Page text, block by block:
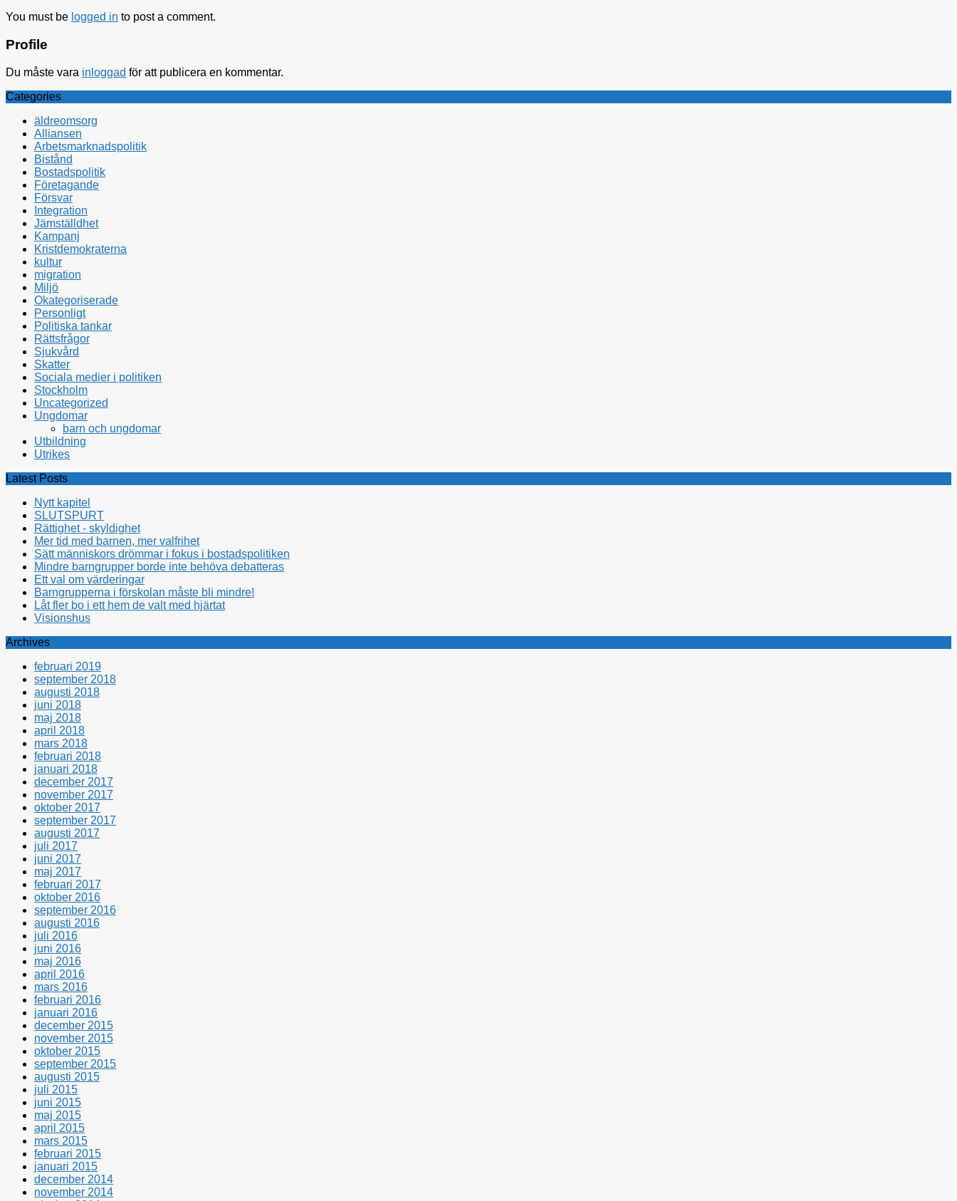
You must be logged in to post a comment.
Profile
Du måste vara inloggad för att publicera en kommentar.
Categories
äldreomsorg
Alliansen
Arbetsmarknadspolitik
Bistånd
Bostadspolitik
Företagande
Försvar
Integration
Jämställdhet
Kampanj
Kristdemokraterna
kultur
migration
Miljö
Okategoriserade
Personligt
Politiska tankar
Rättsfrågor
Sjukvård
Skatter
Sociala medier i politiken
Stockholm
Uncategorized
Ungdomar
barn och ungdomar
Utbildning
Utrikes
Latest Posts
Nytt kapitel
SLUTSPURT
Rättighet - skyldighet
Mer tid med barnen, mer valfrihet
Sätt människors drömmar i fokus i bostadspolitiken
Mindre barngrupper borde inte behöva debatteras
Ett val om värderingar
Barngrupperna i förskolan måste bli mindre!
Låt fler bo i ett hem de valt med hjärtat
Visionshus
Archives
februari 2019
september 2018
augusti 2018
juni 2018
maj 2018
april 2018
mars 2018
februari 2018
januari 2018
december 2017
november 2017
oktober 2017
september 2017
augusti 2017
juli 2017
juni 2017
maj 2017
februari 2017
oktober 2016
september 2016
augusti 2016
juli 2016
juni 2016
maj 2016
april 2016
mars 2016
februari 2016
januari 2016
december 2015
november 2015
oktober 2015
september 2015
augusti 2015
juli 2015
juni 2015
maj 2015
april 2015
mars 2015
februari 2015
januari 2015
december 2014
november 2014